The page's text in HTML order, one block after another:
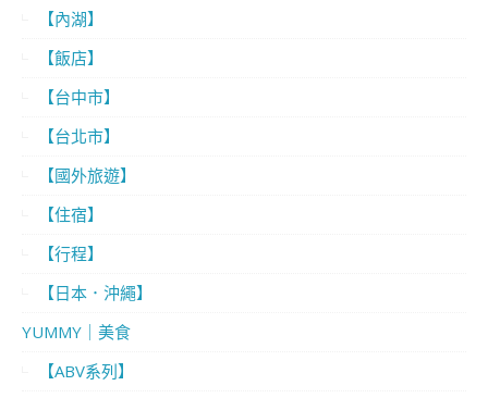
【內湖】
【飯店】
【台中市】
【台北市】
【國外旅遊】
【住宿】
【行程】
【日本．沖繩】
YUMMY｜美食
【ABV系列】